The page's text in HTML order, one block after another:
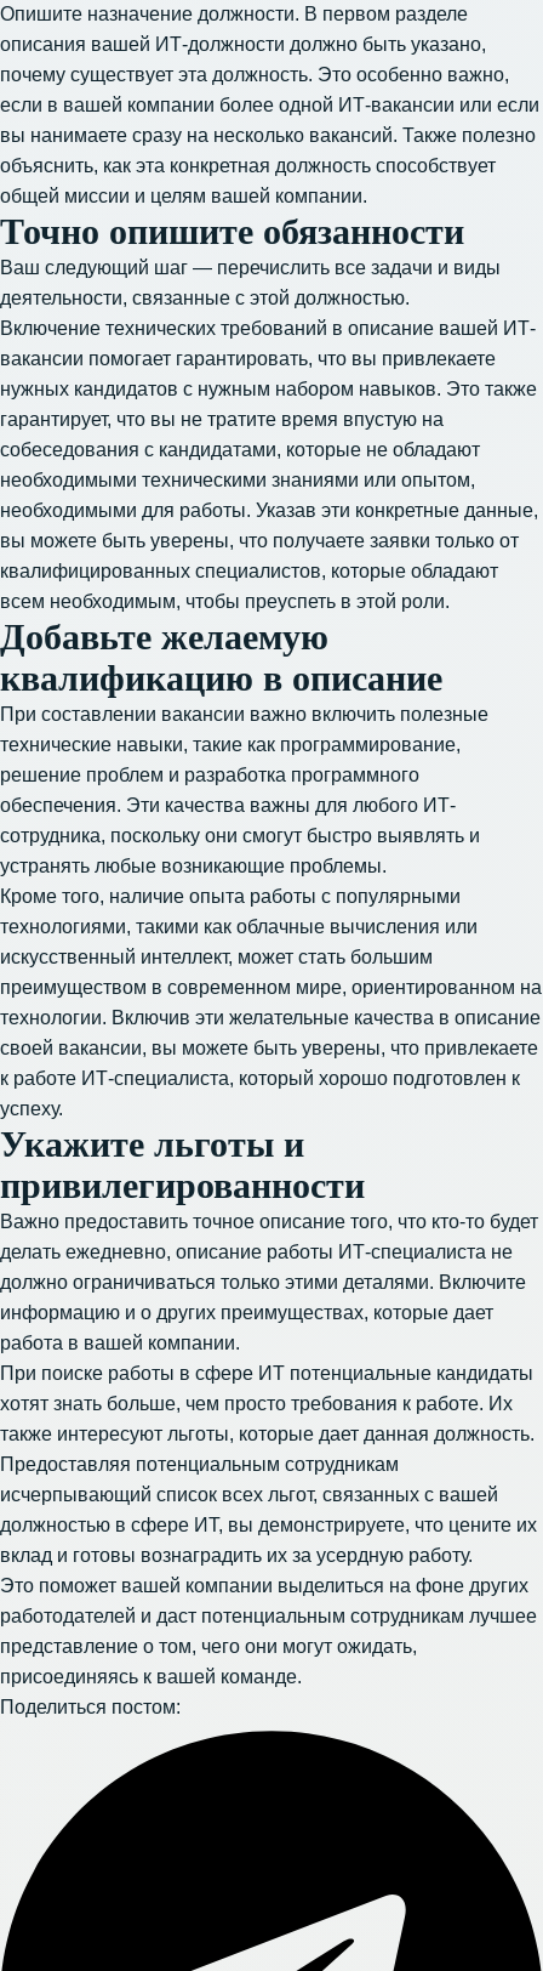
Опишите назначение должности. В первом разделе
описания вашей ИТ-должности должно быть указано,
почему существует эта должность. Это особенно важно,
если в вашей компании более одной ИТ-вакансии или если
вы нанимаете сразу на несколько вакансий. Также полезно
объяснить, как эта конкретная должность способствует
общей миссии и целям вашей компании.
Точно опишите обязанности
Ваш следующий шаг — перечислить все задачи и виды
деятельности, связанные с этой должностью.
Включение технических требований в описание вашей ИТ-
вакансии помогает гарантировать, что вы привлекаете
нужных кандидатов с нужным набором навыков. Это также
гарантирует, что вы не тратите время впустую на
собеседования с кандидатами, которые не обладают
необходимыми техническими знаниями или опытом,
необходимыми для работы. Указав эти конкретные данные,
вы можете быть уверены, что получаете заявки только от
квалифицированных специалистов, которые обладают
всем необходимым, чтобы преуспеть в этой роли.
Добавьте желаемую
квалификацию в описание
При составлении вакансии важно включить полезные
технические навыки, такие как программирование,
решение проблем и разработка программного
обеспечения. Эти качества важны для любого ИТ-
сотрудника, поскольку они смогут быстро выявлять и
устранять любые возникающие проблемы.
Кроме того, наличие опыта работы с популярными
технологиями, такими как облачные вычисления или
искусственный интеллект, может стать большим
преимуществом в современном мире, ориентированном на
технологии. Включив эти желательные качества в описание
своей вакансии, вы можете быть уверены, что привлекаете
к работе ИТ-специалиста, который хорошо подготовлен к
успеху.
Укажите льготы и
привилегированности
Важно предоставить точное описание того, что кто-то будет
делать ежедневно, описание работы ИТ-специалиста не
должно ограничиваться только этими деталями. Включите
информацию и о других преимуществах, которые дает
работа в вашей компании.
При поиске работы в сфере ИТ потенциальные кандидаты
хотят знать больше, чем просто требования к работе. Их
также интересуют льготы, которые дает данная должность.
Предоставляя потенциальным сотрудникам
исчерпывающий список всех льгот, связанных с вашей
должностью в сфере ИТ, вы демонстрируете, что цените их
вклад и готовы вознаградить их за усердную работу.
Это поможет вашей компании выделиться на фоне других
работодателей и даст потенциальным сотрудникам лучшее
представление о том, чего они могут ожидать,
присоединяясь к вашей команде.
Поделиться постом: